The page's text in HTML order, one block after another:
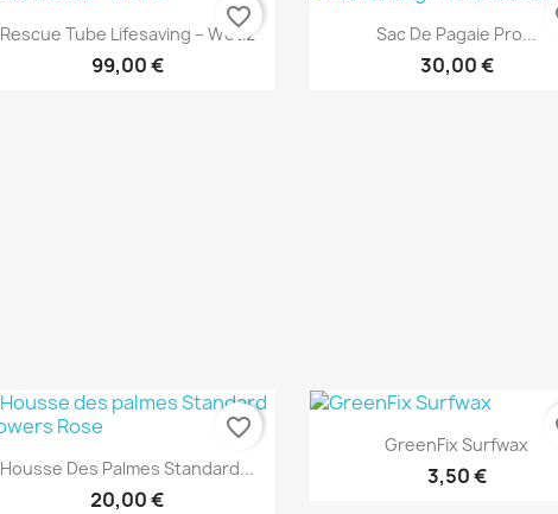
Aperçu rapide
Rescue Tube Lifesaving – Wetiz
99,00 €
favorite_border Aperçu rapide
Sac De Pagaie Pro...
30,00 €
Aperçu rapide
Housse Des Palmes Standard...
20,00 €
favorite_border Aperçu rapide
GreenFix Surfwax
3,50 €